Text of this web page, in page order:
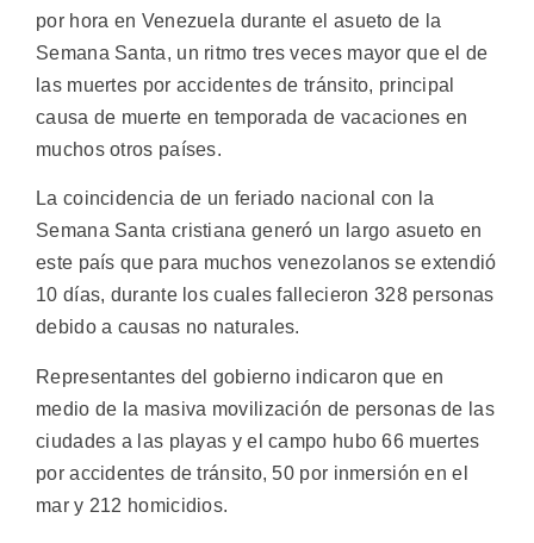
por hora en Venezuela durante el asueto de la
Semana Santa, un ritmo tres veces mayor que el de
las muertes por accidentes de tránsito, principal
causa de muerte en temporada de vacaciones en
muchos otros países.
La coincidencia de un feriado nacional con la
Semana Santa cristiana generó un largo asueto en
este país que para muchos venezolanos se extendió
10 días, durante los cuales fallecieron 328 personas
debido a causas no naturales.
Representantes del gobierno indicaron que en
medio de la masiva movilización de personas de las
ciudades a las playas y el campo hubo 66 muertes
por accidentes de tránsito, 50 por inmersión en el
mar y 212 homicidios.